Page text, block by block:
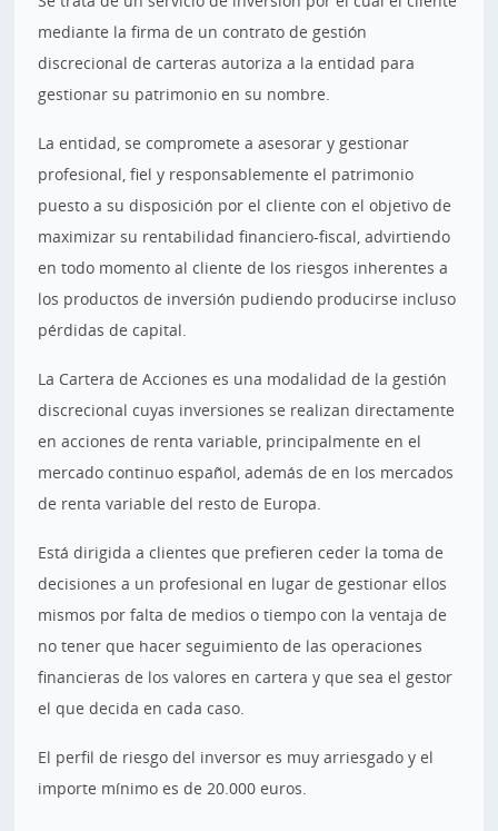
mediante la firma de un contrato de gestión
discrecional de carteras autoriza a la entidad para
gestionar su patrimonio en su nombre.
La entidad, se compromete a asesorar y gestionar
profesional, fiel y responsablemente el patrimonio
puesto a su disposición por el cliente con el objetivo de
maximizar su rentabilidad financiero-fiscal, advirtiendo
en todo momento al cliente de los riesgos inherentes a
los productos de inversión pudiendo producirse incluso
pérdidas de capital.
La Cartera de Acciones es una modalidad de la gestión
discrecional cuyas inversiones se realizan directamente
en acciones de renta variable, principalmente en el
mercado continuo español, además de en los mercados
de renta variable del resto de Europa.
Está dirigida a clientes que prefieren ceder la toma de
decisiones a un profesional en lugar de gestionar ellos
mismos por falta de medios o tiempo con la ventaja de
no tener que hacer seguimiento de las operaciones
financieras de los valores en cartera y que sea el gestor
el que decida en cada caso.
El perfil de riesgo del inversor es muy arriesgado y el
importe mínimo es de 20.000 euros.